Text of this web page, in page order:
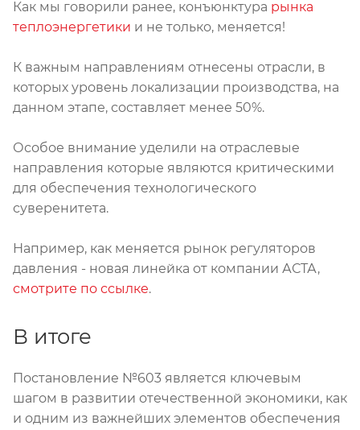
Как мы говорили ранее, конъюнктура рынка
теплоэнергетики и не только, меняется!
К важным направлениям отнесены отрасли, в
которых уровень локализации производства, на
данном этапе, составляет менее 50%.
Особое внимание уделили на отраслевые
направления которые являются критическими
для обеспечения технологического
суверенитета.
Например, как меняется рынок регуляторов
давления - новая линейка от компании АСТА,
смотрите по ссылке.
В итоге
Постановление №603 является ключевым
шагом в развитии отечественной экономики, как
и одним из важнейших элементов обеспечения